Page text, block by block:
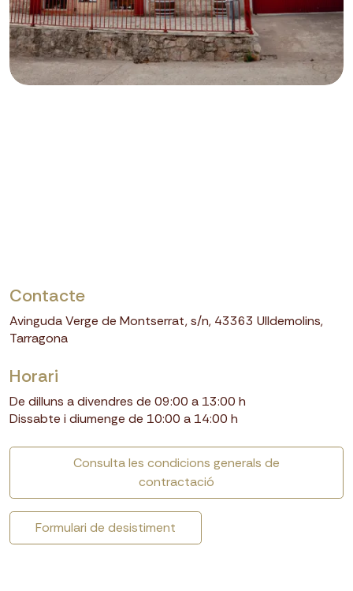
+
Contacte
Avinguda Verge de Montserrat, s/n, 43363 Ulldemolins,
Tarragona
Horari
De dilluns a divendres de 09:00 a 13:00 h
Dissabte i diumenge de 10:00 a 14:00 h
Consulta les condicions generals de
contractació
Formulari de desistiment